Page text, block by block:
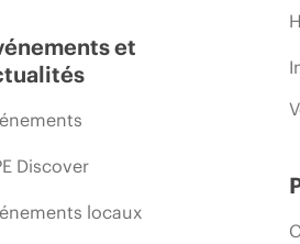
et
Discover
locaux